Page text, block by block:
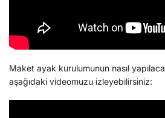
Maket ayak kurulumunun nasıl
aşağıdaki videomuzu izleyebilirsiniz: